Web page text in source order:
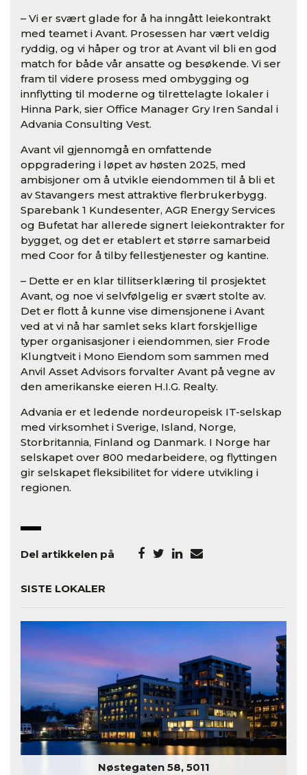
– Vi er svært glade for å ha inngått leiekontrakt
med teamet i Avant. Prosessen har vært veldig
ryddig, og vi håper og tror at Avant vil bli en god
match for både vår ansatte og besøkende. Vi ser
fram til videre prosess med ombygging og
innflytting til moderne og tilrettelagte lokaler i
Hinna Park, sier Office Manager Gry Iren Sandal i
Advania Consulting Vest.
Avant vil gjennomgå en omfattende
oppgradering i løpet av høsten 2025, med
ambisjoner om å utvikle eiendommen til å bli et
av Stavangers mest attraktive flerbrukerbygg.
Sparebank 1 Kundesenter, AGR Energy Services
og Bufetat har allerede signert leiekontrakter for
bygget, og det er etablert et større samarbeid
med Coor for å tilby fellestjenester og kantine.
– Dette er en klar tillitserklæring til prosjektet
Avant, og noe vi selvfølgelig er svært stolte av.
Det er flott å kunne vise dimensjonene i Avant
ved at vi nå har samlet seks klart forskjellige
typer organisasjoner i eiendommen, sier Frode
Klungtveit i Mono Eiendom som sammen med
Anvil Asset Advisors forvalter Avant på vegne av
den amerikanske eieren H.I.G. Realty.
Advania er et ledende nordeuropeisk IT-selskap
med virksomhet i Sverige, Island, Norge,
Storbritannia, Finland og Danmark. I Norge har
selskapet over 800 medarbeidere, og flyttingen
gir selskapet fleksibilitet for videre utvikling i
regionen.
Del artikkelen på
SISTE LOKALER
Nøstegaten 58, 5011